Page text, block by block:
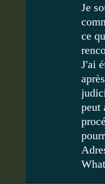
Je
ce
J'ai
peut